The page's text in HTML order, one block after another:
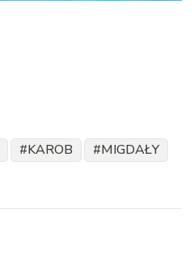
KAROB MIGDAŁY